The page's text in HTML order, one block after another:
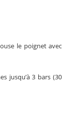
le poignet avec
jusqu’à 3 bars (30